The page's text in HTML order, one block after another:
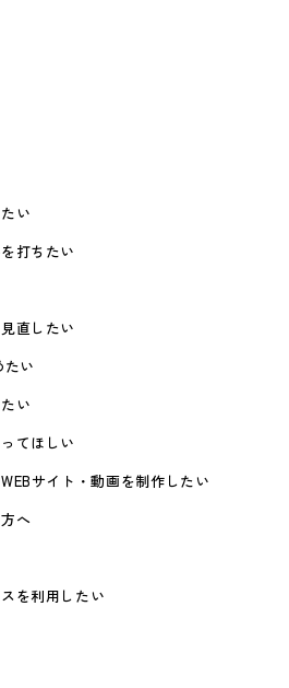
い
打ちたい
直したい
い
い
てほしい
サイト・動画を制作したい
へ
を利用したい